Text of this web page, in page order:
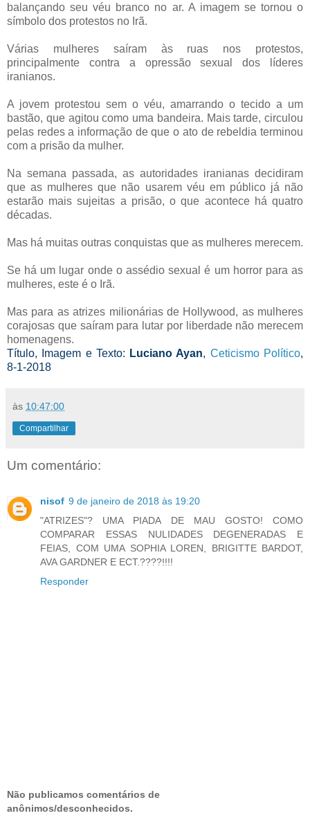
balançando seu véu branco no ar. A imagem se tornou o
símbolo dos protestos no Irã.
Várias mulheres saíram às ruas nos protestos,
principalmente contra a opressão sexual dos líderes
iranianos.
A jovem protestou sem o véu, amarrando o tecido a um
bastão, que agitou como uma bandeira. Mais tarde, circulou
pelas redes a informação de que o ato de rebeldia terminou
com a prisão da mulher.
Na semana passada, as autoridades iranianas decidiram
que as mulheres que não usarem véu em público já não
estarão mais sujeitas a prisão, o que acontece há quatro
décadas.
Mas há muitas outras conquistas que as mulheres merecem.
Se há um lugar onde o assédio sexual é um horror para as
mulheres, este é o Irã.
Mas para as atrizes milionárias de Hollywood, as mulheres
corajosas que saíram para lutar por liberdade não merecem
homenagens.
Título, Imagem e Texto: Luciano Ayan, Ceticismo Político,
8-1-2018
às 10:47:00
Compartilhar
Um comentário:
nisof 9 de janeiro de 2018 às 19:20
"ATRIZES"? UMA PIADA DE MAU GOSTO! COMO
COMPARAR ESSAS NULIDADES DEGENERADAS E
FEIAS, COM UMA SOPHIA LOREN, BRIGITTE BARDOT,
AVA GARDNER E ECT.????!!!!
Responder
Não publicamos comentários de
anônimos/desconhecidos.